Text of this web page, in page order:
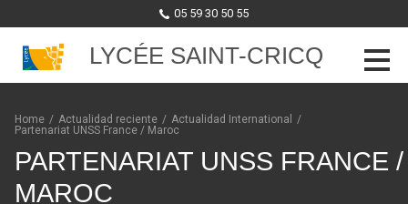
05 59 30 50 55
LYCÉE SAINT-CRICQ
Skip to content
Home / Actualidad reciente / Actualidad International
/
Partenariat UNSS France / Maroc
PARTENARIAT UNSS FRANCE /
MAROC